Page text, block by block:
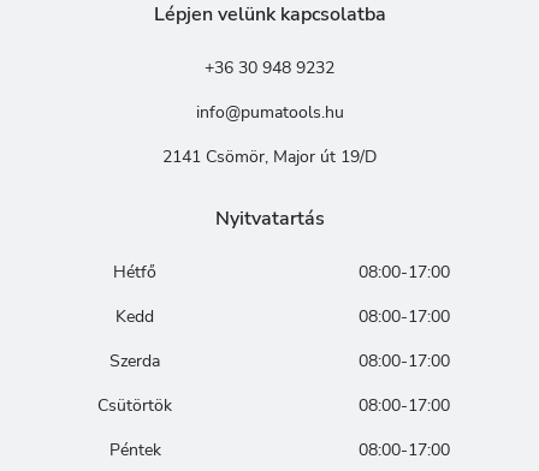
Lépjen velünk kapcsolatba
+36 30 948 9232
info@pumatools.hu
2141 Csömör, Major út 19/D
Nyitvatartás
Hétfő
08:00-17:00
Kedd
08:00-17:00
Szerda
08:00-17:00
Csütörtök
08:00-17:00
Péntek
08:00-17:00